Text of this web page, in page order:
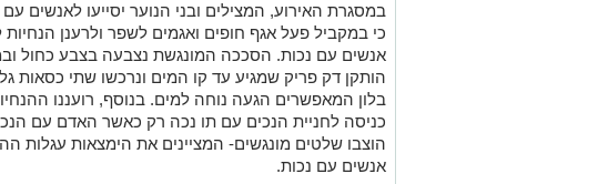
במסגרת האירוע, המצילים ובני הנוער יסייעו לאנשים עם
כי במקביל פעל אגף חופים ואגמים לשפר ולרענן
אנשים עם נכות. הסככה המונגשת נצבעה בצבע כחול
הותקן דק פריק שמגיע עד קו המים ונרכשו שתי כסאות
בלון המאפשרים הגעה נוחה למים. בנוסף, רועננו
כניסה לחניית הנכים עם תו נכה רק כאשר האדם עם
הוצבו שלטים מונגשים- המציינים את הימצאות עגלות
אנשים עם נכות.